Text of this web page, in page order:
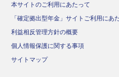
本サイトのご利用にあたって
「確定拠出型年金」サイトご利用にあ
利益相反管理方針の概要
個人情報保護に関する事項
サイトマップ